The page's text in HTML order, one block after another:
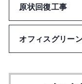
インテリア
その他雑貨
原状回復工事
オフィスグリー